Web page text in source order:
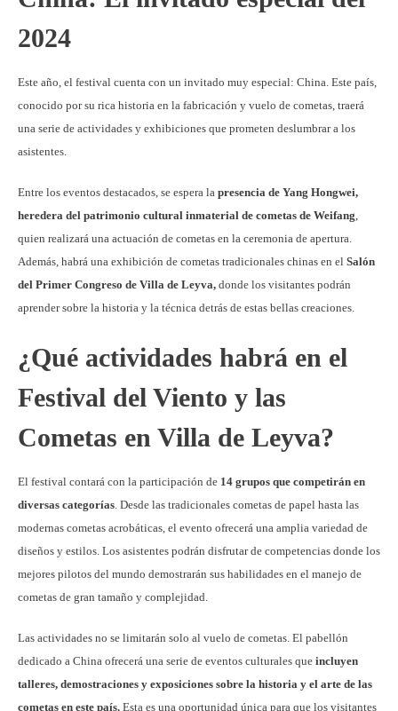
2024
Este año, el festival cuenta con un invitado muy especial: China. Este país,
conocido por su rica historia en la fabricación y vuelo de cometas, traerá
una serie de actividades y exhibiciones que prometen deslumbrar a los
asistentes.
Entre los eventos destacados, se espera la presencia de Yang Hongwei,
heredera del patrimonio cultural inmaterial de cometas de Weifang
quien realizará una actuación de cometas en la ceremonia de apertura.
Además, habrá una exhibición de cometas tradicionales chinas en el Salón
del Primer Congreso de Villa de Leyva, donde los visitantes podrán
aprender sobre la historia y la técnica detrás de estas bellas creaciones.
¿Qué actividades habrá en el
Festival del Viento y las
Cometas en Villa de Leyva?
El festival contará con la participación de 14 grupos que competirán en
diversas categorías . Desde las tradicionales cometas de papel hasta las
modernas cometas acrobáticas, el evento ofrecerá una amplia variedad de
diseños y estilos. Los asistentes podrán disfrutar de competencias donde los
mejores pilotos del mundo demostrarán sus habilidades en el manejo de
cometas de gran tamaño y complejidad.
Las actividades no se limitarán solo al vuelo de cometas. El pabellón
dedicado a China ofrecerá una serie de eventos culturales que incluyen
talleres, demostraciones y exposiciones sobre la historia y el arte de las
cometas en este país. Esta es una oportunidad única para que los visitantes